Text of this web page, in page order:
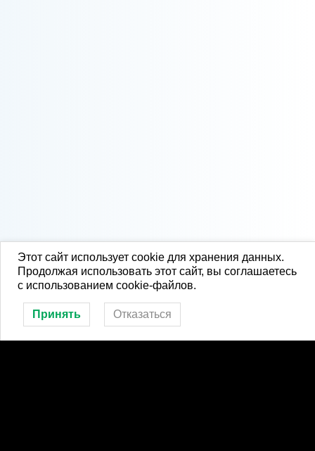
Этот сайт использует cookie для хранения данных.
Продолжая использовать этот сайт, вы соглашаетесь
с использованием cookie-файлов.
Принять Отказаться